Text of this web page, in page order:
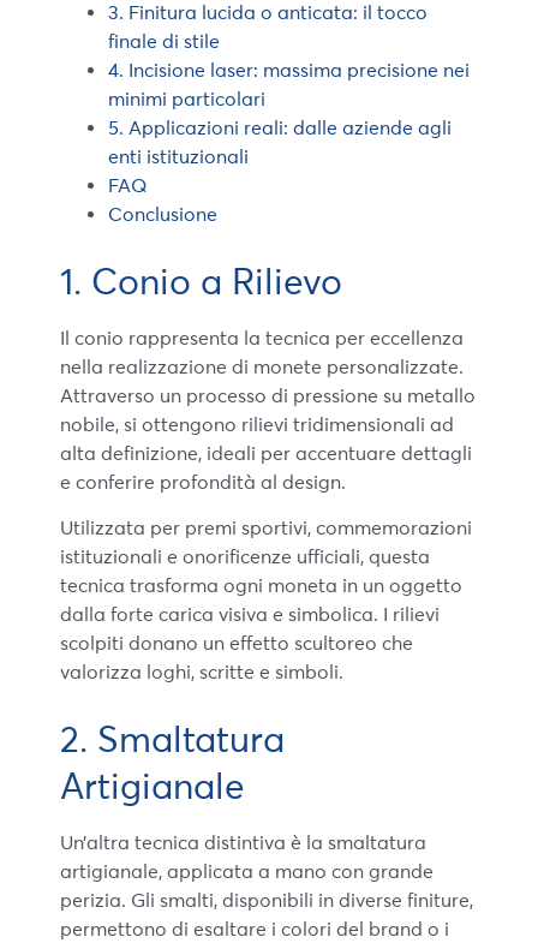
3. Finitura lucida o anticata: il tocco
finale di stile
4. Incisione laser: massima precisione nei
minimi particolari
5. Applicazioni reali: dalle aziende agli
enti istituzionali
FAQ
Conclusione
1. Conio a Rilievo
Il conio rappresenta la tecnica per eccellenza
nella realizzazione di monete personalizzate.
Attraverso un processo di pressione su metallo
nobile, si ottengono rilievi tridimensionali ad
alta definizione, ideali per accentuare dettagli
e conferire profondità al design.
Utilizzata per premi sportivi, commemorazioni
istituzionali e onorificenze ufficiali, questa
tecnica trasforma ogni moneta in un oggetto
dalla forte carica visiva e simbolica. I rilievi
scolpiti donano un effetto scultoreo che
valorizza loghi, scritte e simboli.
2. Smaltatura
Artigianale
Un’altra tecnica distintiva è la smaltatura
artigianale, applicata a mano con grande
perizia. Gli smalti, disponibili in diverse finiture,
permettono di esaltare i colori del brand o i